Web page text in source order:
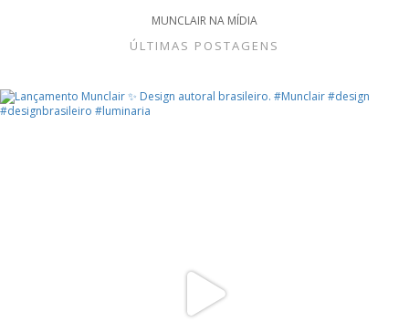
MUNCLAIR NA MÍDIA
ÚLTIMAS POSTAGENS